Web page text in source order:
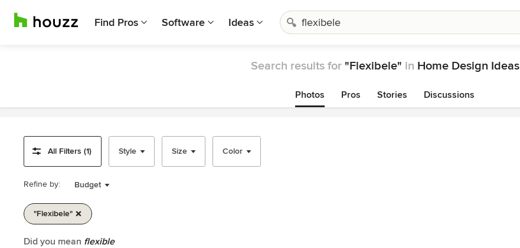
Find Pros Software Ideas
Search results for "Flexibele" in Home Design Ideas
Photos Pros Stories Discussions
All Filters (1) Style Size Color
Refine by: Budget
"flexibele"
1Did you mean flexible